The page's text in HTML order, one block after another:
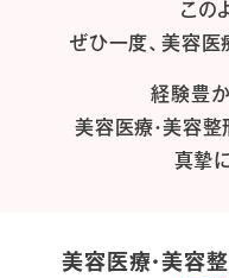
この
ぜひ一度、美容医
経験豊
美容医療・美容
真摯
美容医療・美容